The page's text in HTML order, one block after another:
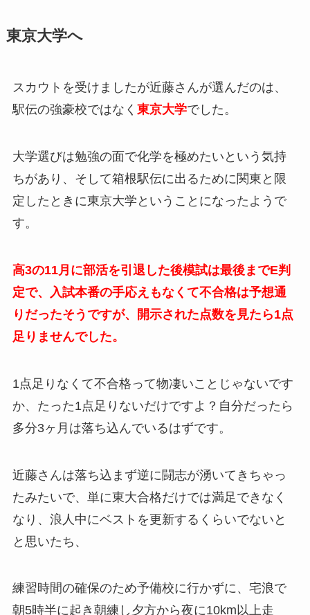
東京大学へ
スカウトを受けましたが近藤さんが選んだのは、
駅伝の強豪校ではなく 東京大学でした。
大学選びは勉強の面で化学を極めたいという気持
ちがあり、そして箱根駅伝に出るために関東と限
定したときに東京大学ということになったようで
す。
高3の11月に部活を引退した後模試は最後までE判
定で、入試本番の手応えもなくて不合格は予想通
りだったそうですが、開示された点数を見たら1点
足りませんでした。
1点足りなくて不合格って物凄いことじゃないです
か、たった1点足りないだけですよ？自分だったら
多分3ヶ月は落ち込んでいるはずです。
近藤さんは落ち込まず逆に闘志が湧いてきちゃっ
たみたいで、単に東大合格だけでは満足できなく
なり、浪人中にベストを更新するくらいでないと
と思いたち、
練習時間の確保のため予備校に行かずに、宅浪で
朝5時半に起き朝練し夕方から夜に10km以上走